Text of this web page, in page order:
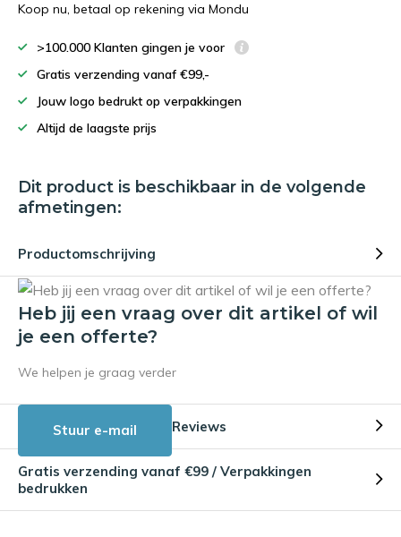
Koop nu, betaal op rekening via Mondu
>100.000 Klanten gingen je voor
Gratis verzending vanaf €99,-
Jouw logo bedrukt op verpakkingen
Altijd de laagste prijs
Dit product is beschikbaar in de volgende
afmetingen:
Productomschrijving
Heb jij een vraag over dit artikel of wil
je een offerte?
We helpen je graag verder
Stuur e-mail Reviews
Gratis verzending vanaf €99 / Verpakkingen
bedrukken